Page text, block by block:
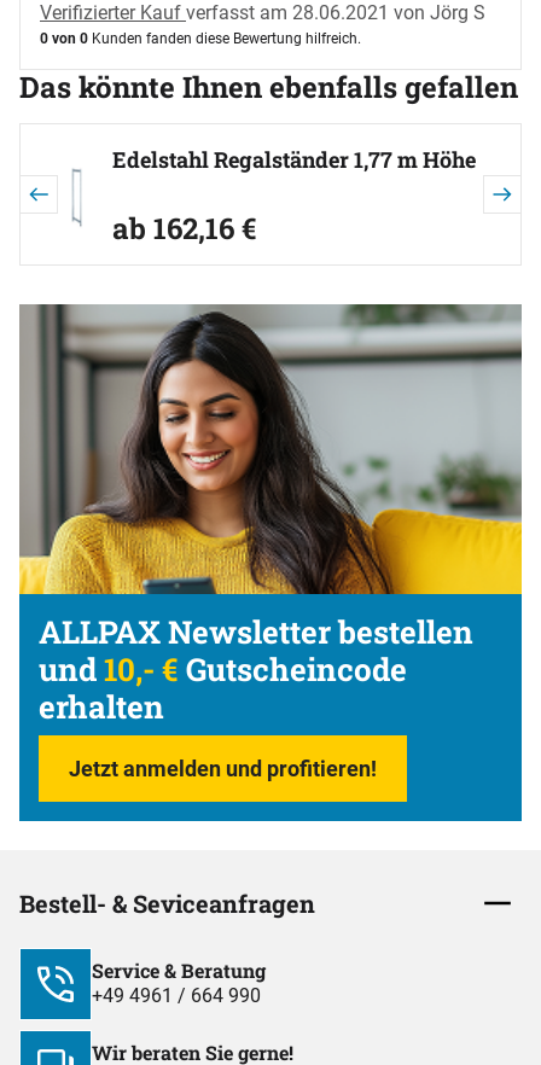
Verifizierter Kauf verfasst am 28.06.2021 von Jörg S
0 von 0 Kunden fanden diese Bewertung hilfreich.
Das könnte Ihnen ebenfalls gefallen
Artikel überspringen
Edelstahl Regalständer 1,77 m Höhe
ab:
ab 162,16€
ALLPAX Newsletter bestellen
und10,- € Gutscheincode
erhalten
Jetzt anmelden und profitieren!
Bestell- & Seviceanfragen
Service & Beratung
+49 4961 / 664 990
Wir beraten Sie gerne!